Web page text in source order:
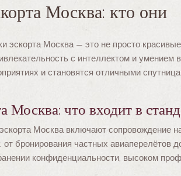
Москва: кто они
эскорта Москва — это не просто
с интеллектом и
и становятся отличными
Москва: что входит в
Москва включают сопровождение
бронирования частных авиаперелётов
конфиденциальности, высоком